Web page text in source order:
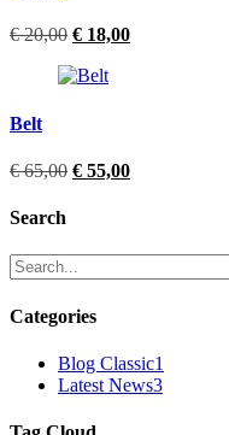
€20,00 Ursprünglicher
war:
€ 18,00Aktueller
Belt
€65,00 Ursprünglicher
€ 55,00Aktueller
Search
Categories
Blog Classic1
Latest News3